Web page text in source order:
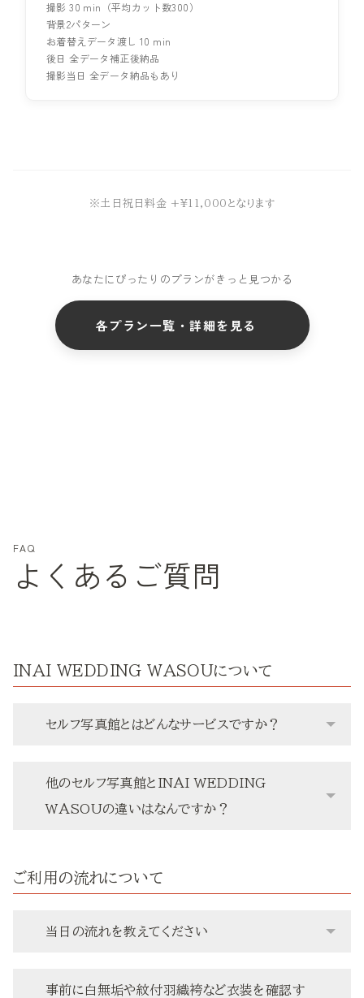
撮影 30 min（平均カット数300）
背景2パターン
お着替えデータ渡し 10 min
後日 全データ補正後納品
撮影当日 全データ納品もあり
※土日祝日料金 +¥11,000となります
あなたにぴったりのプランがきっと見つかる
各プラン一覧・詳細を見る
FAQ
よくあるご質問
INAI WEDDING WASOUについて
セルフ写真館とはどんなサービスですか？
他のセルフ写真館とINAI WEDDING
WASOUの違いはなんですか？
ご利用の流れについて
当日の流れを教えてください
事前に白無垢や紋付羽織袴など衣装を確認す